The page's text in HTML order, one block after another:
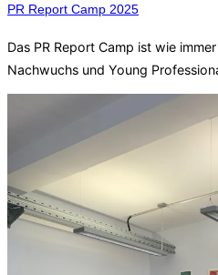
PR Report Camp 2025
Das PR Report Camp ist wie
Nachwuchs und Young